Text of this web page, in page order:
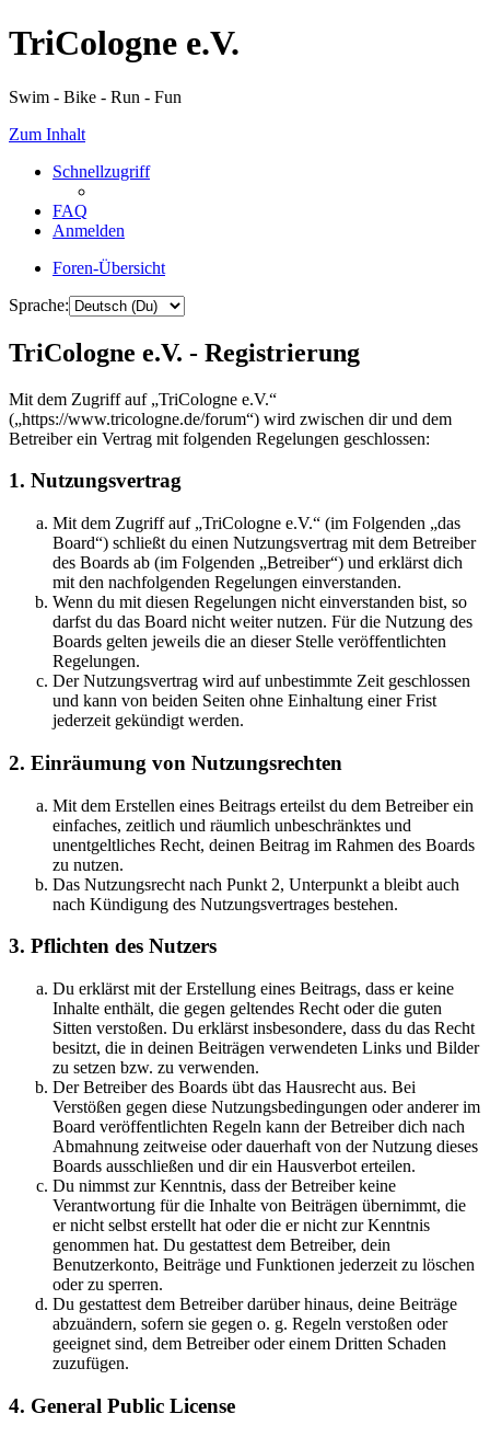
TriCologne e.V.
Swim - Bike - Run - Fun
Zum Inhalt
Schnellzugriff
FAQ
Anmelden
Foren-Übersicht
Sprache:
TriCologne e.V. - Registrierung
Mit dem Zugriff auf „TriCologne e.V.“
(„https://www.tricologne.de/forum“) wird zwischen dir und dem
Betreiber ein Vertrag mit folgenden Regelungen geschlossen:
1. Nutzungsvertrag
Mit dem Zugriff auf „TriCologne e.V.“ (im Folgenden „das
Board“) schließt du einen Nutzungsvertrag mit dem Betreiber
des Boards ab (im Folgenden „Betreiber“) und erklärst dich
mit den nachfolgenden Regelungen einverstanden.
Wenn du mit diesen Regelungen nicht einverstanden bist, so
darfst du das Board nicht weiter nutzen. Für die Nutzung des
Boards gelten jeweils die an dieser Stelle veröffentlichten
Regelungen.
Der Nutzungsvertrag wird auf unbestimmte Zeit geschlossen
und kann von beiden Seiten ohne Einhaltung einer Frist
jederzeit gekündigt werden.
2. Einräumung von Nutzungsrechten
Mit dem Erstellen eines Beitrags erteilst du dem Betreiber ein
einfaches, zeitlich und räumlich unbeschränktes und
unentgeltliches Recht, deinen Beitrag im Rahmen des Boards
zu nutzen.
Das Nutzungsrecht nach Punkt 2, Unterpunkt a bleibt auch
nach Kündigung des Nutzungsvertrages bestehen.
3. Pflichten des Nutzers
Du erklärst mit der Erstellung eines Beitrags, dass er keine
Inhalte enthält, die gegen geltendes Recht oder die guten
Sitten verstoßen. Du erklärst insbesondere, dass du das Recht
besitzt, die in deinen Beiträgen verwendeten Links und Bilder
zu setzen bzw. zu verwenden.
Der Betreiber des Boards übt das Hausrecht aus. Bei
Verstößen gegen diese Nutzungsbedingungen oder anderer im
Board veröffentlichten Regeln kann der Betreiber dich nach
Abmahnung zeitweise oder dauerhaft von der Nutzung dieses
Boards ausschließen und dir ein Hausverbot erteilen.
Du nimmst zur Kenntnis, dass der Betreiber keine
Verantwortung für die Inhalte von Beiträgen übernimmt, die
er nicht selbst erstellt hat oder die er nicht zur Kenntnis
genommen hat. Du gestattest dem Betreiber, dein
Benutzerkonto, Beiträge und Funktionen jederzeit zu löschen
oder zu sperren.
Du gestattest dem Betreiber darüber hinaus, deine Beiträge
abzuändern, sofern sie gegen o. g. Regeln verstoßen oder
geeignet sind, dem Betreiber oder einem Dritten Schaden
zuzufügen.
4. General Public License